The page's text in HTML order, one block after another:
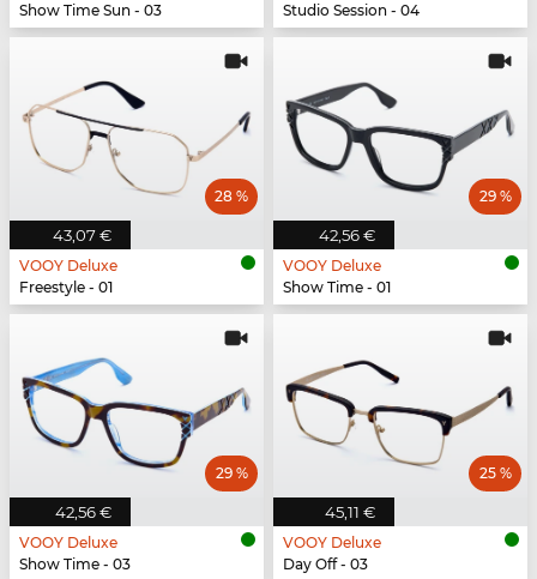
Show Time Sun - 03
Studio Session - 04
43,07 €
28 %
VOOY Deluxe
Freestyle - 01
42,56 €
29 %
VOOY Deluxe
Show Time - 01
42,56 €
29 %
VOOY Deluxe
Show Time - 03
45,11 €
25 %
VOOY Deluxe
Day Off - 03